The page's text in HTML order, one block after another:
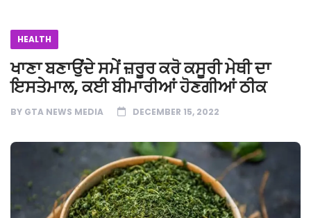
HEALTH
ਖਾਣਾ ਬਣਾਉਂਦੇ ਸਮੇਂ ਜ਼ਰੂਰ ਕਰੋ ਕਸੂਰੀ ਮੇਥੀ ਦਾ
ਇਸਤੇਮਾਲ, ਕਈ ਬੀਮਾਰੀਆਂ ਹੋਣਗੀਆਂ ਠੀਕ
BY GTA NEWS MEDIA DECEMBER 15, 2022